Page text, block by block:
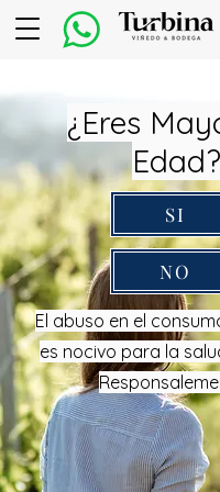
¿Eres
Edad?
SI
NO
El abuso en el
es nocivo para la